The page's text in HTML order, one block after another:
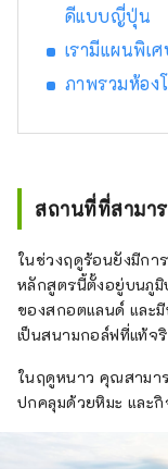
ดีแบบญี่ปุ่น
เรามีแผนพิเ
ภาพรวมห้อง
สถานที่ที่สามา
ในช่วงฤดูร้อนยังมีกา
หลักสูตรนี้ตั้งอยู่บนภูมิ
ของสกอตแลนด์ และมี
เป็นสนามกอล์ฟที่แท้จ
ในฤดูหนาว คุณสามา
ปกคลุมด้วยหิมะ และ